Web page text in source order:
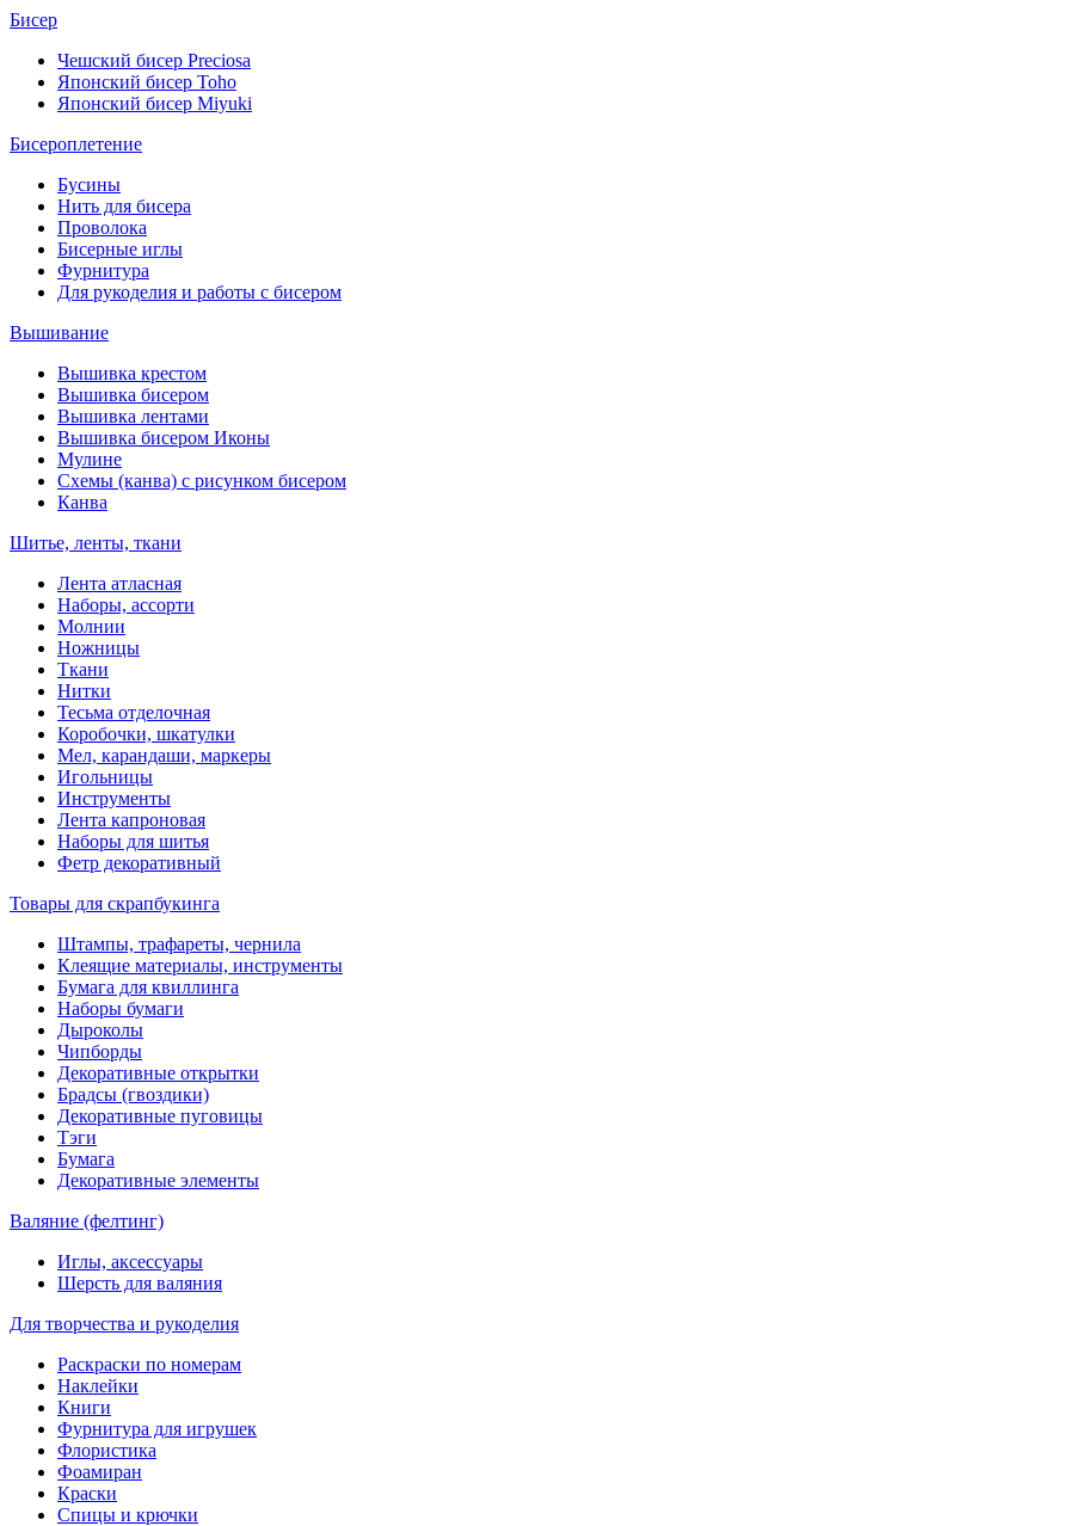
Бисер
Чешский бисер Preciosa
Японский бисер Toho
Японский бисер Miyuki
Бисероплетение
Бусины
Нить для бисера
Проволока
Бисерные иглы
Фурнитура
Для рукоделия и работы с бисером
Вышивание
Вышивка крестом
Вышивка бисером
Вышивка лентами
Вышивка бисером Иконы
Мулине
Схемы (канва) с рисунком бисером
Канва
Шитье, ленты, ткани
Лента атласная
Наборы, ассорти
Молнии
Ножницы
Ткани
Нитки
Тесьма отделочная
Коробочки, шкатулки
Мел, карандаши, маркеры
Игольницы
Инструменты
Лента капроновая
Наборы для шитья
Фетр декоративный
Товары для скрапбукинга
Штампы, трафареты, чернила
Клеящие материалы, инструменты
Бумага для квиллинга
Наборы бумаги
Дыроколы
Чипборды
Декоративные открытки
Брадсы (гвоздики)
Декоративные пуговицы
Тэги
Бумага
Декоративные элементы
Валяние (фелтинг)
Иглы, аксессуары
Шерсть для валяния
Для творчества и рукоделия
Раскраски по номерам
Наклейки
Книги
Фурнитура для игрушек
Флористика
Фоамиран
Краски
Спицы и крючки